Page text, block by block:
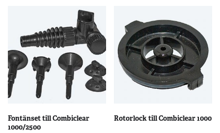
Fontänset till Combiclear
1000/2500
Rotorlock till Combiclear 1000